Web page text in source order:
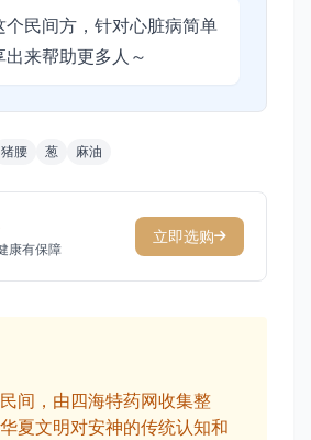
个民间方，针对心脏病简单
出来帮助更多人～
猪腰 葱 麻油
康有保障
立即选购
间，由四海特药网收集整
夏文明对安神的传统认知和